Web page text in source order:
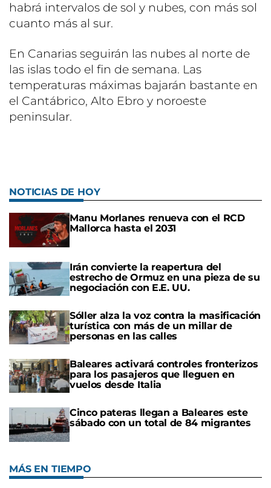
habrá intervalos de sol y nubes, con más sol
cuanto más al sur.
En Canarias seguirán las nubes al norte de
las islas todo el fin de semana. Las
temperaturas máximas bajarán bastante en
el Cantábrico, Alto Ebro y noroeste
peninsular.
NOTICIAS DE HOY
Manu Morlanes renueva con el RCD
Mallorca hasta el 2031
Irán convierte la reapertura del
estrecho de Ormuz en una pieza de su
negociación con E.E. UU.
Sóller alza la voz contra la masificación
turística con más de un millar de
personas en las calles
Baleares activará controles fronterizos
para los pasajeros que lleguen en
vuelos desde Italia
Cinco pateras llegan a Baleares este
sábado con un total de 84 migrantes
MÁS EN TIEMPO